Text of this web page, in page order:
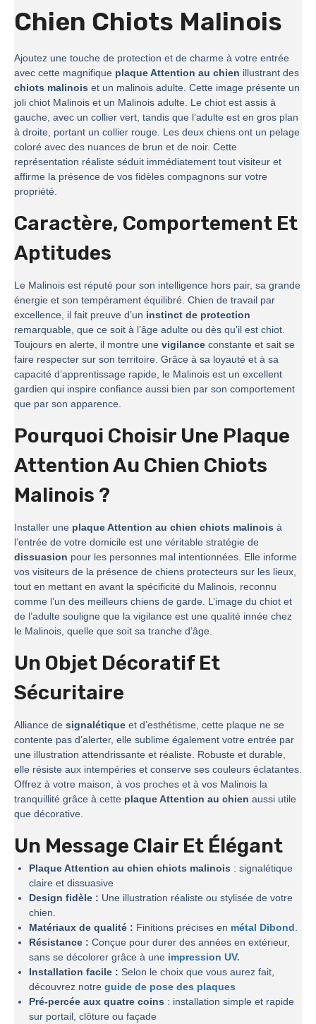
Chien Chiots Malinois
Ajoutez une touche de protection et de charme à votre entrée
avec cette magnifique plaque Attention au chien illustrant des
chiots malinois et un malinois adulte. Cette image présente un
joli chiot Malinois et un Malinois adulte. Le chiot est assis à
gauche, avec un collier vert, tandis que l’adulte est en gros plan
à droite, portant un collier rouge. Les deux chiens ont un pelage
coloré avec des nuances de brun et de noir. Cette
représentation réaliste séduit immédiatement tout visiteur et
affirme la présence de vos fidèles compagnons sur votre
propriété.
Caractère, Comportement Et
Aptitudes
Le Malinois est réputé pour son intelligence hors pair, sa grande
énergie et son tempérament équilibré. Chien de travail par
excellence, il fait preuve d’un instinct de protection
remarquable, que ce soit à l’âge adulte ou dès qu’il est chiot.
Toujours en alerte, il montre une vigilance constante et sait se
faire respecter sur son territoire. Grâce à sa loyauté et à sa
capacité d’apprentissage rapide, le Malinois est un excellent
gardien qui inspire confiance aussi bien par son comportement
que par son apparence.
Pourquoi Choisir Une Plaque
Attention Au Chien Chiots
Malinois ?
Installer une plaque Attention au chien chiots malinois à
l’entrée de votre domicile est une véritable stratégie de
dissuasion pour les personnes mal intentionnées. Elle informe
vos visiteurs de la présence de chiens protecteurs sur les lieux,
tout en mettant en avant la spécificité du Malinois, reconnu
comme l’un des meilleurs chiens de garde. L’image du chiot et
de l’adulte souligne que la vigilance est une qualité innée chez
le Malinois, quelle que soit sa tranche d’âge.
Un Objet Décoratif Et
Sécuritaire
Alliance de signalétique et d’esthétisme, cette plaque ne se
contente pas d’alerter, elle sublime également votre entrée par
une illustration attendrissante et réaliste. Robuste et durable,
elle résiste aux intempéries et conserve ses couleurs éclatantes.
Offrez à votre maison, à vos proches et à vos Malinois la
tranquillité grâce à cette plaque Attention au chien aussi utile
que décorative.
Un Message Clair Et Élégant
Plaque Attention au chien chiots malinois : signalétique
claire et dissuasive
Design fidèle : Une illustration réaliste ou stylisée de votre
chien.
Matériaux de qualité : Finitions précises en métal Dibond.
Résistance : Conçue pour durer des années en extérieur,
sans se décolorer grâce à une impression UV.
Installation facile : Selon le choix que vous aurez fait,
découvrez notre guide de pose des plaques
Pré-percée aux quatre coins : installation simple et rapide
sur portail, clôture ou façade